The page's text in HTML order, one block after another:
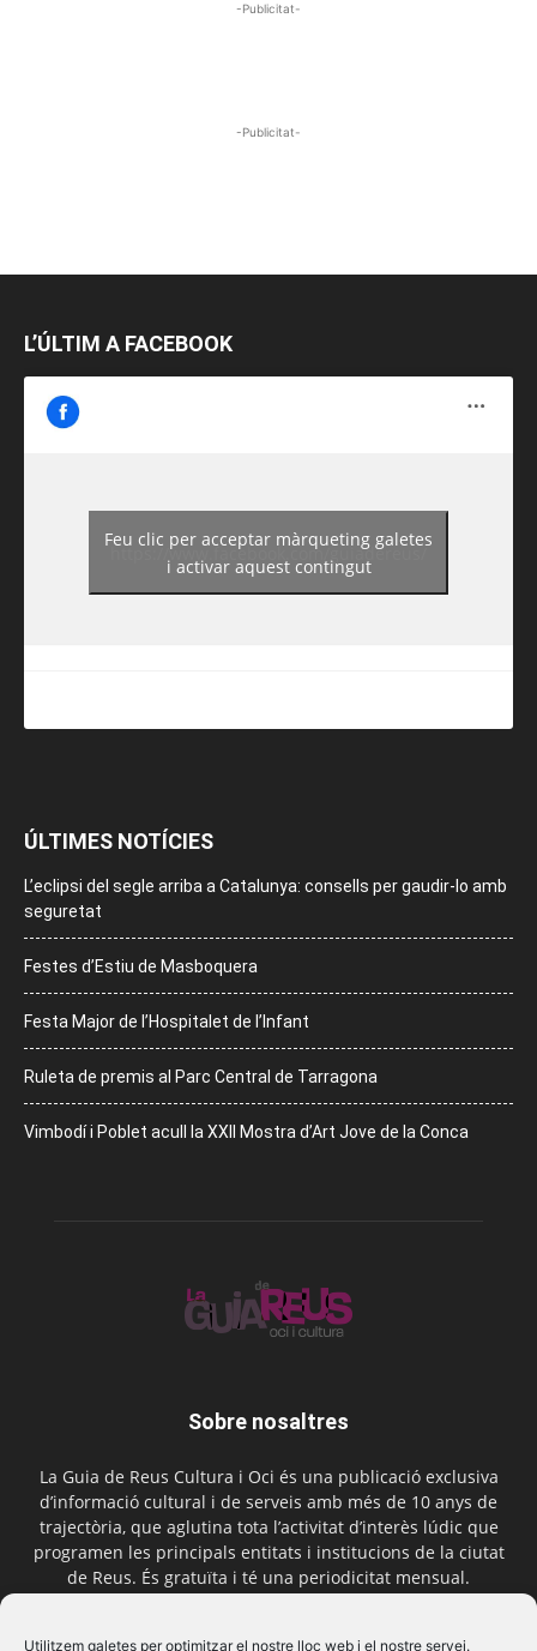
Utilitzem galetes per optimitzar el nostre lloc web i el nostre servei.
-Publicitat-
-Publicitat-
L’ÚLTIM A FACEBOOK
https://www.facebook.com/guiadereus/
Feu clic per acceptar màrqueting galetes
i activar aquest contingut
ÚLTIMES NOTÍCIES
L’eclipsi del segle arriba a Catalunya: consells per gaudir-lo amb
seguretat
Festes d’Estiu de Masboquera
Festa Major de l’Hospitalet de l’Infant
Ruleta de premis al Parc Central de Tarragona
Vimbodí i Poblet acull la XXII Mostra d’Art Jove de la Conca
Sobre nosaltres
La Guia de Reus Cultura i Oci és una publicació exclusiva
d’informació cultural i de serveis amb més de 10 anys de
trajectòria, que aglutina tota l’activitat d’interès lúdic que
programen les principals entitats i institucions de la ciutat
de Reus. És gratuïta i té una periodicitat mensual.